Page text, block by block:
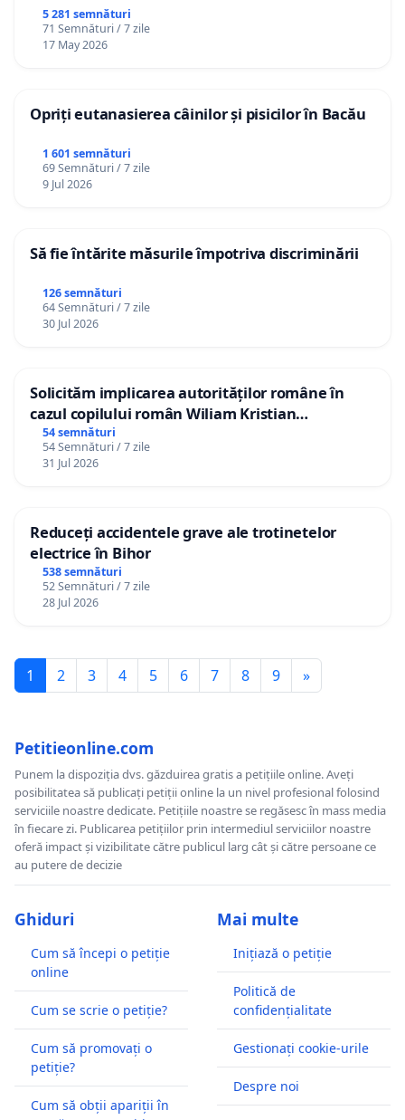
5 281 semnături
71 Semnături / 7 zile
17 May 2026
Opriți eutanasierea câinilor și pisicilor în Bacău
1 601 semnături
69 Semnături / 7 zile
9 Jul 2026
Să fie întărite măsurile împotriva discriminării
126 semnături
64 Semnături / 7 zile
30 Jul 2026
Solicităm implicarea autorităților române în
cazul copilului român Wiliam Kristian
Gheorghe, aflat în plasament în Danemarca de
12 ani
54 semnături
54 Semnături / 7 zile
31 Jul 2026
Reduceți accidentele grave ale trotinetelor
electrice în Bihor
538 semnături
52 Semnături / 7 zile
28 Jul 2026
1 2 3 4 5 6 7 8 9 »
Petitieonline.com
Punem la dispoziția dvs. găzduirea gratis a petițiile online. Aveți
posibilitatea să publicați petiții online la un nivel profesional folosind
serviciile noastre dedicate. Petițiile noastre se regăsesc în mass media
în fiecare zi. Publicarea petițiilor prin intermediul serviciilor noastre
oferă impact și vizibilitate către publicul larg cât și către persoane ce
au putere de decizie
Ghiduri
Cum să începi o petiție
online
Cum se scrie o petiție?
Cum să promovați o
petiție?
Cum să obții apariții în
Mai multe
Inițiază o petiție
Politică de
confidențialitate
Gestionați cookie-urile
Despre noi